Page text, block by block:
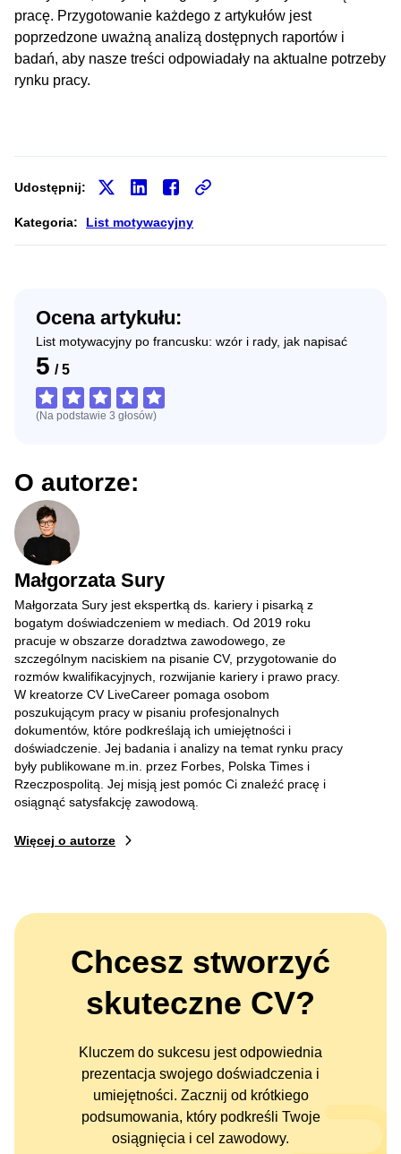
pracę. Przygotowanie każdego z artykułów jest
poprzedzone uważną analizą dostępnych raportów i
badań, aby nasze treści odpowiadały na aktualne potrzeby
rynku pracy.
Udostępnij:
Kategoria: List motywacyjny
Ocena artykułu:
List motywacyjny po francusku: wzór i rady, jak napisać
5 / 5
(Na podstawie 3 głosów)
O autorze:
Małgorzata Sury
Małgorzata Sury jest ekspertką ds. kariery i pisarką z
bogatym doświadczeniem w mediach. Od 2019 roku
pracuje w obszarze doradztwa zawodowego, ze
szczególnym naciskiem na pisanie CV, przygotowanie do
rozmów kwalifikacyjnych, rozwijanie kariery i prawo pracy.
W kreatorze CV LiveCareer pomaga osobom
poszukującym pracy w pisaniu profesjonalnych
dokumentów, które podkreślają ich umiejętności i
doświadczenie. Jej badania i analizy na temat rynku pracy
były publikowane m.in. przez Forbes, Polska Times i
Rzeczpospolitą. Jej misją jest pomóc Ci znaleźć pracę i
osiągnąć satysfakcję zawodową.
Więcej o autorze
Chcesz stworzyć
skuteczne CV?
Kluczem do sukcesu jest odpowiednia
prezentacja swojego doświadczenia i
umiejętności. Zacznij od krótkiego
podsumowania, który podkreśli Twoje
osiągnięcia i cel zawodowy.